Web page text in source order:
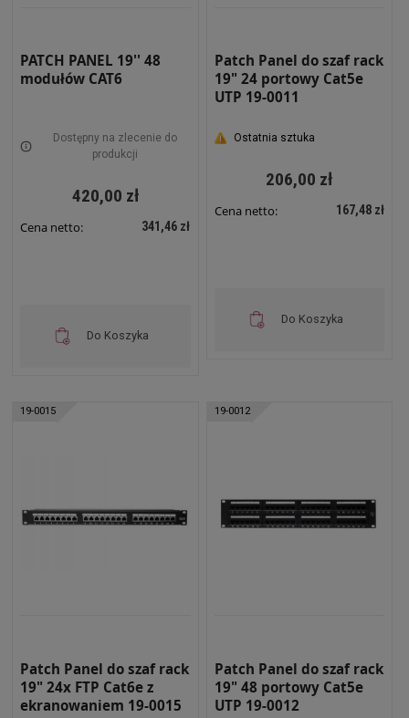
PATCH PANEL 19'' 48
modułów CAT6
Dostępny na zlecenie do
produkcji
420,00 zł
Cena netto: 341,46 zł
Do Koszyka
Patch Panel do szaf rack
19" 24 portowy Cat5e
UTP 19-0011
Ostatnia sztuka
206,00 zł
Cena netto: 167,48 zł
Do Koszyka
19-0015
Patch Panel do szaf rack
19" 24x FTP Cat6e z
ekranowaniem 19-0015
19-0012
Patch Panel do szaf rack
19" 48 portowy Cat5e
UTP 19-0012